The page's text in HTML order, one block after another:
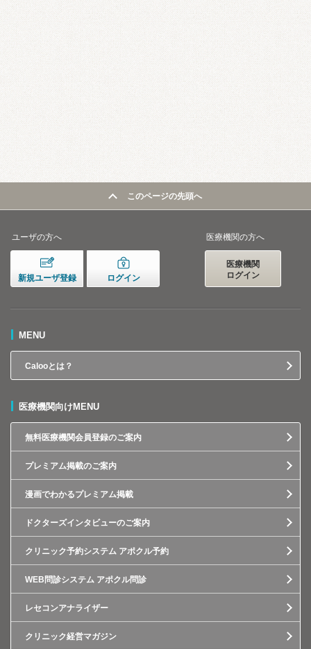
このページの先頭へ
ユーザの方へ
新規ユーザ登録 ログイン
医療機関の方へ
医療機関
ログイン
MENU
Calooとは？
医療機関向けMENU
無料医療機関会員登録のご案内
プレミアム掲載のご案内
漫画でわかるプレミアム掲載
ドクターズインタビューのご案内
クリニック予約システム アポクル予約
WEB問診システム アポクル問診
レセコンアナライザー
クリニック経営マガジン